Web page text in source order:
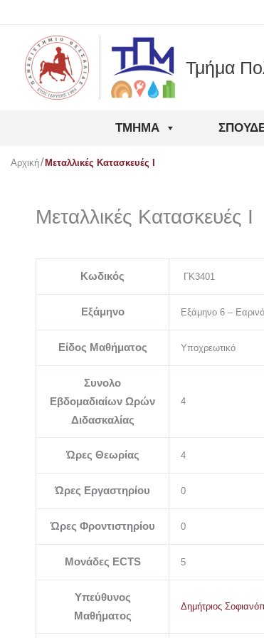
περιεχόμενο
Τμήμα
ΤΜΉΜΑ
Αρχική Μεταλλικές Κατασκευές Ι
Μεταλλικές Κατασκευές Ι
Κωδικός ΓΚ3401
Εξάμηνο Εξάμηνο 6 – Εαρινό
Είδος Μαθήματος Υποχρεωτικό
Συνολο
Εβδομαδιαίων Ωρών
Διδασκαλίας
4
Ώρες Θεωρίας 4
Ώρες Εργαστηρίου 0
Ώρες Φροντιστηρίου 0
Μονάδες ECTS 5
Υπεύθυνος
Μαθήματος
Δημήτριος